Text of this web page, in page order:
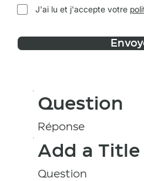
J'ai lu et j'accepte votre
Question
Réponse
Add a Title
Question